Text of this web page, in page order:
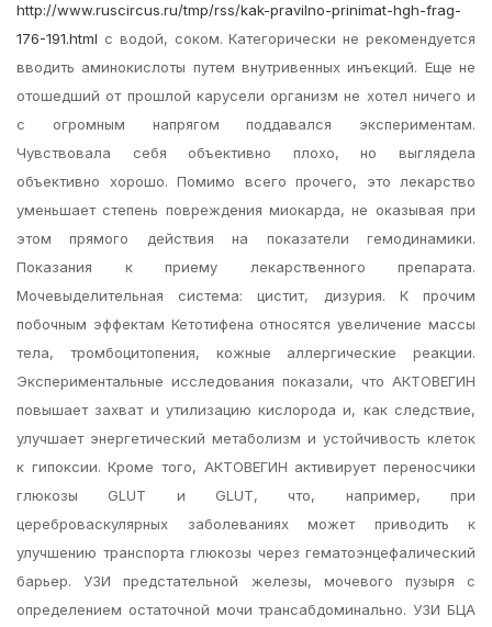
http://www.ruscircus.ru/tmp/rss/kak-pravilno-prinimat-hgh-frag-
176-191.html с водой, соком. Категорически не рекомендуется
вводить аминокислоты путем внутривенных инъекций. Еще не
отошедший от прошлой карусели организм не хотел ничего и
с огромным напрягом поддавался экспериментам.
Чувствовала себя объективно плохо, но выглядела
объективно хорошо. Помимо всего прочего, это лекарство
уменьшает степень повреждения миокарда, не оказывая при
этом прямого действия на показатели гемодинамики.
Показания к приему лекарственного препарата.
Мочевыделительная система: цистит, дизурия. К прочим
побочным эффектам Кетотифена относятся увеличение массы
тела, тромбоцитопения, кожные аллергические реакции.
Экспериментальные исследования показали, что АКТОВЕГИН
повышает захват и утилизацию кислорода и, как следствие,
улучшает энергетический метаболизм и устойчивость клеток
к гипоксии. Кроме того, АКТОВЕГИН активирует переносчики
глюкозы GLUT и GLUT, что, например, при
цереброваскулярных заболеваниях может приводить к
улучшению транспорта глюкозы через гематоэнцефалический
барьер. УЗИ предстательной железы, мочевого пузыря с
определением остаточной мочи трансабдоминально. УЗИ БЦА